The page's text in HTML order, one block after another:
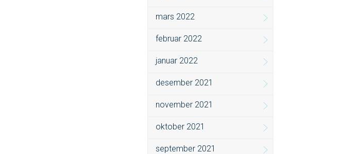
mars 2022
februar 2022
januar 2022
desember 2021
november 2021
oktober 2021
september 2021